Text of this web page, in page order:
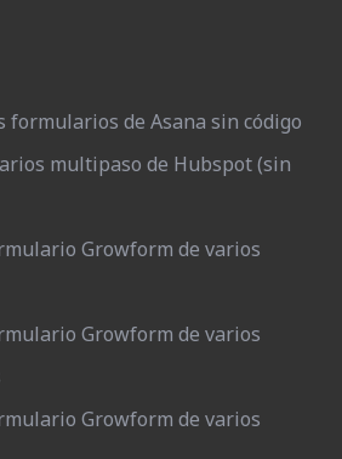
formularios de Asana sin código
multipaso de Hubspot (sin
Growform de varios
Growform de varios
Growform de varios